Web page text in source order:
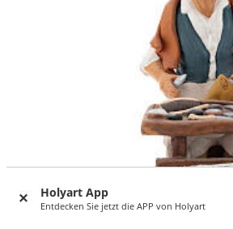
Holyart App
Entdecken Sie jetzt die APP von Holyart